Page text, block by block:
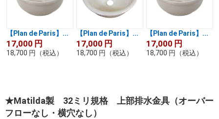
【Plan de Paris】...
17,000 円
18,700 円 （税込）
【Plan de Paris】...
17,000 円
18,700 円 （税込）
【Plan de Paris】...
17,000 円
18,700 円 （税込）
★Matilda製 32ミリ規格 上部排水金具（オーバー
フローなし・横穴なし）